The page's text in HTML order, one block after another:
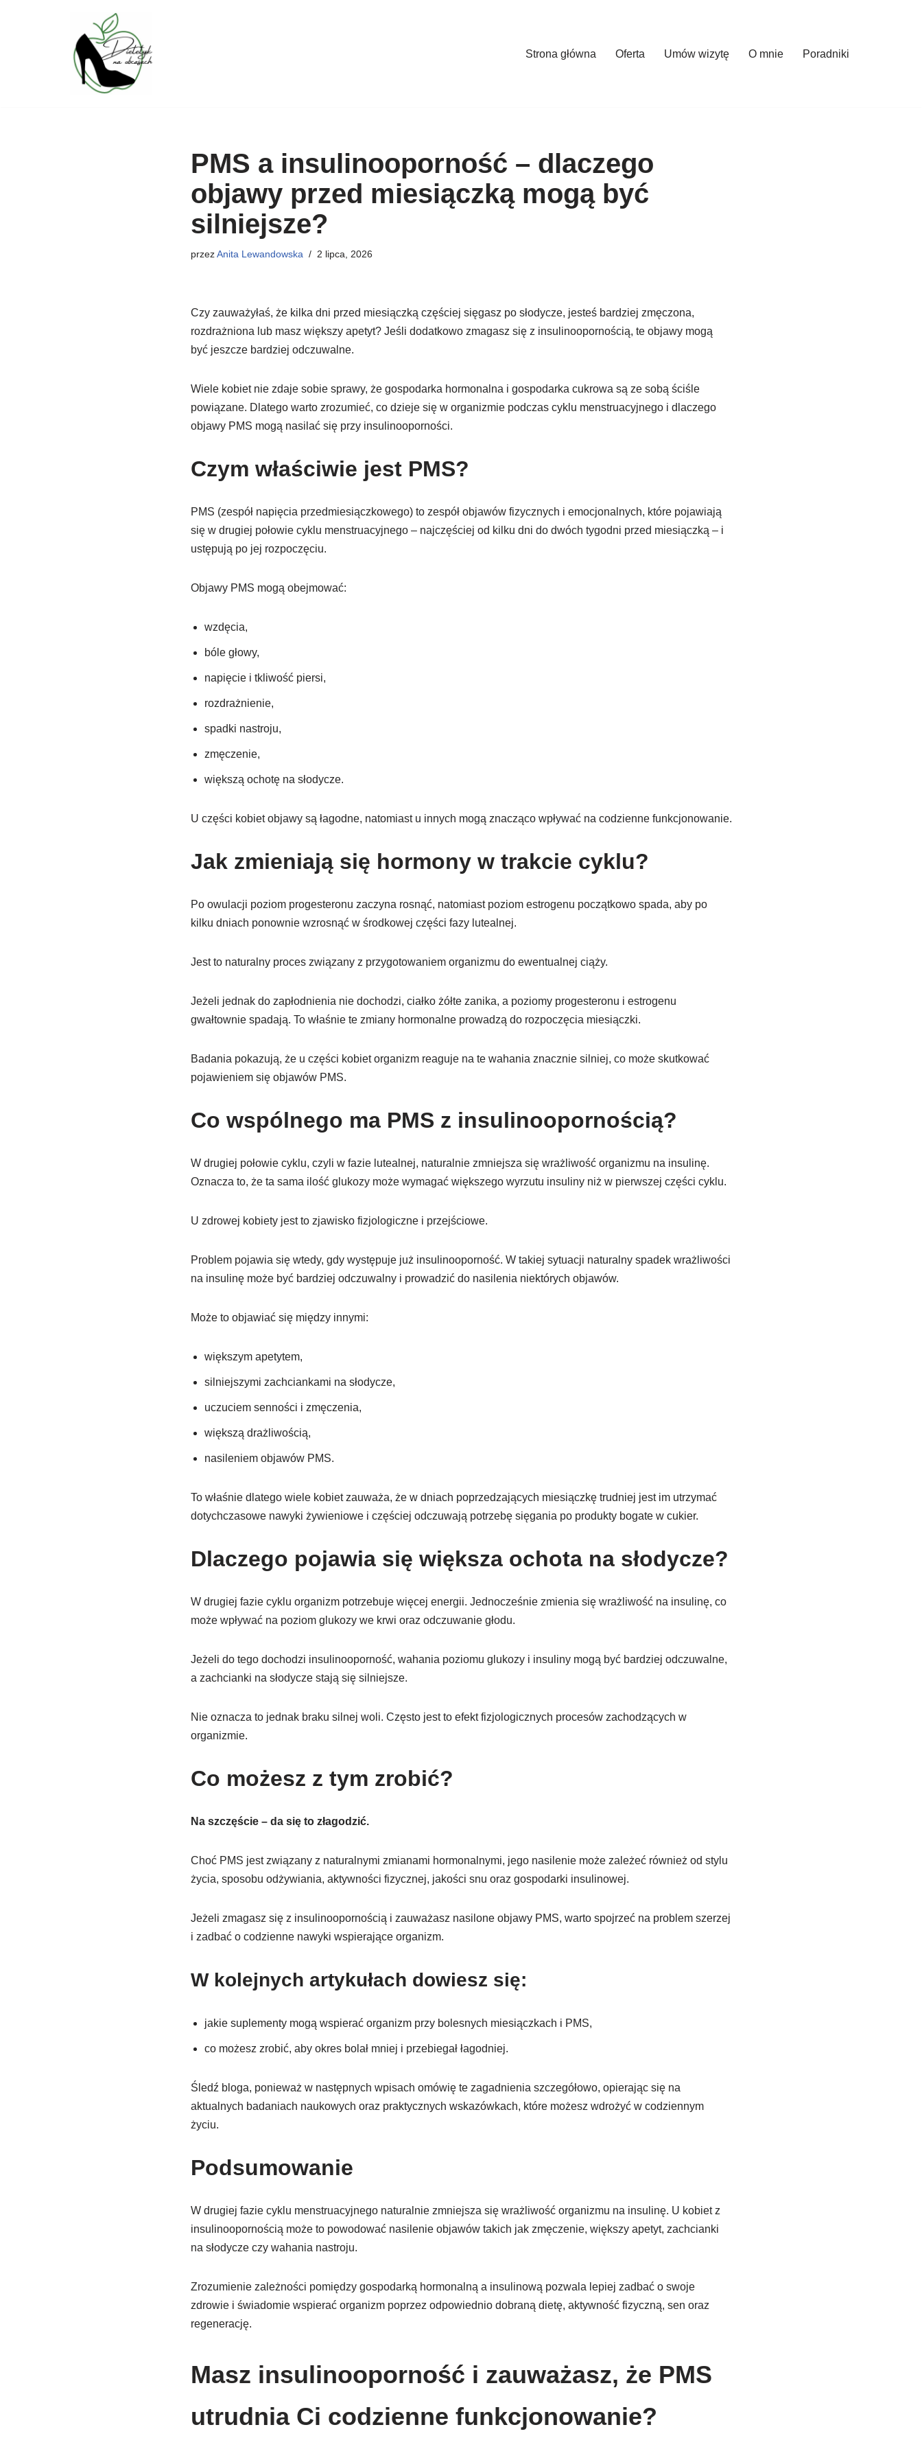
Strona główna Oferta Umów wizytę O mnie Poradniki
PMS a insulinooporność – dlaczego
objawy przed miesiączką mogą być
silniejsze?
przezAnita Lewandowska 2 lipca, 2026
Czy zauważyłaś, że kilka dni przed miesiączką częściej sięgasz po słodycze, jesteś bardziej zmęczona,
rozdrażniona lub masz większy apetyt? Jeśli dodatkowo zmagasz się z insulinoopornością, te objawy mogą
być jeszcze bardziej odczuwalne.
Wiele kobiet nie zdaje sobie sprawy, że gospodarka hormonalna i gospodarka cukrowa są ze sobą ściśle
powiązane. Dlatego warto zrozumieć, co dzieje się w organizmie podczas cyklu menstruacyjnego i dlaczego
objawy PMS mogą nasilać się przy insulinooporności.
Czym właściwie jest PMS?
PMS (zespół napięcia przedmiesiączkowego) to zespół objawów fizycznych i emocjonalnych, które pojawiają
się w drugiej połowie cyklu menstruacyjnego – najczęściej od kilku dni do dwóch tygodni przed miesiączką – i
ustępują po jej rozpoczęciu.
Objawy PMS mogą obejmować:
wzdęcia,
bóle głowy,
napięcie i tkliwość piersi,
rozdrażnienie,
spadki nastroju,
zmęczenie,
większą ochotę na słodycze.
U części kobiet objawy są łagodne, natomiast u innych mogą znacząco wpływać na codzienne funkcjonowanie.
Jak zmieniają się hormony w trakcie cyklu?
Po owulacji poziom progesteronu zaczyna rosnąć, natomiast poziom estrogenu początkowo spada, aby po
kilku dniach ponownie wzrosnąć w środkowej części fazy lutealnej.
Jest to naturalny proces związany z przygotowaniem organizmu do ewentualnej ciąży.
Jeżeli jednak do zapłodnienia nie dochodzi, ciałko żółte zanika, a poziomy progesteronu i estrogenu
gwałtownie spadają. To właśnie te zmiany hormonalne prowadzą do rozpoczęcia miesiączki.
Badania pokazują, że u części kobiet organizm reaguje na te wahania znacznie silniej, co może skutkować
pojawieniem się objawów PMS.
Co wspólnego ma PMS z insulinoopornością?
W drugiej połowie cyklu, czyli w fazie lutealnej, naturalnie zmniejsza się wrażliwość organizmu na insulinę.
Oznacza to, że ta sama ilość glukozy może wymagać większego wyrzutu insuliny niż w pierwszej części cyklu.
U zdrowej kobiety jest to zjawisko fizjologiczne i przejściowe.
Problem pojawia się wtedy, gdy występuje już insulinooporność. W takiej sytuacji naturalny spadek wrażliwości
na insulinę może być bardziej odczuwalny i prowadzić do nasilenia niektórych objawów.
Może to objawiać się między innymi:
większym apetytem,
silniejszymi zachciankami na słodycze,
uczuciem senności i zmęczenia,
większą drażliwością,
nasileniem objawów PMS.
To właśnie dlatego wiele kobiet zauważa, że w dniach poprzedzających miesiączkę trudniej jest im utrzymać
dotychczasowe nawyki żywieniowe i częściej odczuwają potrzebę sięgania po produkty bogate w cukier.
Dlaczego pojawia się większa ochota na słodycze?
W drugiej fazie cyklu organizm potrzebuje więcej energii. Jednocześnie zmienia się wrażliwość na insulinę, co
może wpływać na poziom glukozy we krwi oraz odczuwanie głodu.
Jeżeli do tego dochodzi insulinooporność, wahania poziomu glukozy i insuliny mogą być bardziej odczuwalne,
a zachcianki na słodycze stają się silniejsze.
Nie oznacza to jednak braku silnej woli. Często jest to efekt fizjologicznych procesów zachodzących w
organizmie.
Co możesz z tym zrobić?
Na szczęście – da się to złagodzić.
Choć PMS jest związany z naturalnymi zmianami hormonalnymi, jego nasilenie może zależeć również od stylu
życia, sposobu odżywiania, aktywności fizycznej, jakości snu oraz gospodarki insulinowej.
Jeżeli zmagasz się z insulinoopornością i zauważasz nasilone objawy PMS, warto spojrzeć na problem szerzej
i zadbać o codzienne nawyki wspierające organizm.
W kolejnych artykułach dowiesz się:
jakie suplementy mogą wspierać organizm przy bolesnych miesiączkach i PMS,
co możesz zrobić, aby okres bolał mniej i przebiegał łagodniej.
Śledź bloga, ponieważ w następnych wpisach omówię te zagadnienia szczegółowo, opierając się na
aktualnych badaniach naukowych oraz praktycznych wskazówkach, które możesz wdrożyć w codziennym
życiu.
Podsumowanie
W drugiej fazie cyklu menstruacyjnego naturalnie zmniejsza się wrażliwość organizmu na insulinę. U kobiet z
insulinoopornością może to powodować nasilenie objawów takich jak zmęczenie, większy apetyt, zachcianki
na słodycze czy wahania nastroju.
Zrozumienie zależności pomiędzy gospodarką hormonalną a insulinową pozwala lepiej zadbać o swoje
zdrowie i świadomie wspierać organizm poprzez odpowiednio dobraną dietę, aktywność fizyczną, sen oraz
regenerację.
Masz insulinooporność i zauważasz, że PMS
utrudnia Ci codzienne funkcjonowanie?